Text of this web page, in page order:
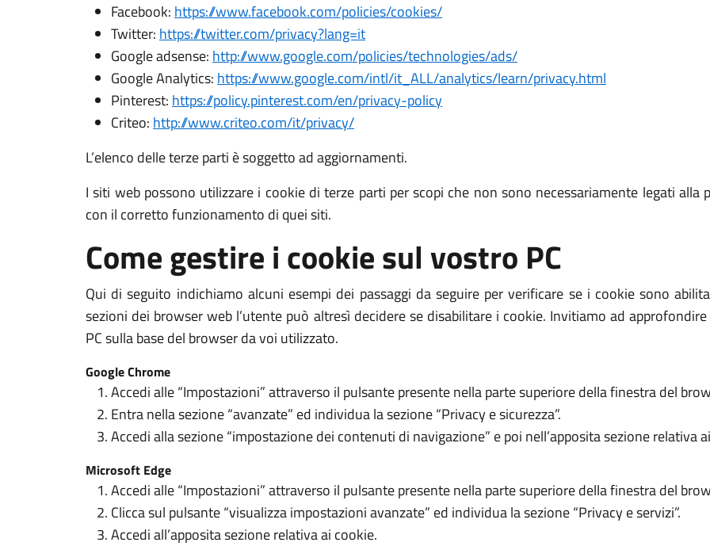
Facebook: https://www.facebook.com/policies/cookies/
Twitter: https://twitter.com/privacy?lang=it
Google adsense: http://www.google.com/policies/technologies/ads/
Google Analytics: https://www.google.com/intl/it_ALL/analytics/learn/privacy.html
Pinterest: https://policy.pinterest.com/en/privacy-policy
Criteo: http://www.criteo.com/it/privacy/
L’elenco delle terze parti è soggetto ad aggiornamenti.
I siti web possono utilizzare i cookie di terze parti per scopi che non sono necessariamente legati
con il corretto funzionamento di quei siti.
Come gestire i cookie sul vostro PC
Qui di seguito indichiamo alcuni esempi dei passaggi da seguire per verificare se i cookie sono
sezioni dei browser web l’utente può altresì decidere se disabilitare i cookie. Invitiamo ad
PC sulla base del browser da voi utilizzato.
Google Chrome
Accedi alle “Impostazioni” attraverso il pulsante presente nella parte superiore della finestra del
Entra nella sezione “avanzate” ed individua la sezione “Privacy e sicurezza”.
Accedi alla sezione “impostazione dei contenuti di navigazione” e poi nell’apposita sezione relativa
Microsoft Edge
Accedi alle “Impostazioni” attraverso il pulsante presente nella parte superiore della finestra del
Clicca sul pulsante “visualizza impostazioni avanzate” ed individua la sezione “Privacy e servizi”.
Accedi all’apposita sezione relativa ai cookie.